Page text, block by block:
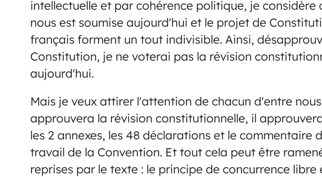
intellectuelle et par cohérence politique, je
nous est soumise aujourd'hui et le projet de
français forment un tout indivisible. Ainsi,
Constitution, je ne voterai pas la révision
aujourd'hui.
Mais je veux attirer l'attention de chacun d'entre
approuvera la révision constitutionnelle, il
les 2 annexes, les 48 déclarations et le commentaire
travail de la Convention. Et tout cela peut être
reprises par le texte : le principe de concurrence libre